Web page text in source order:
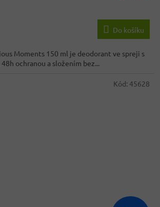
Do košíku
Moments 150 ml je deodorant ve spreji s
ochranou a složením bez...
Kód: 45628